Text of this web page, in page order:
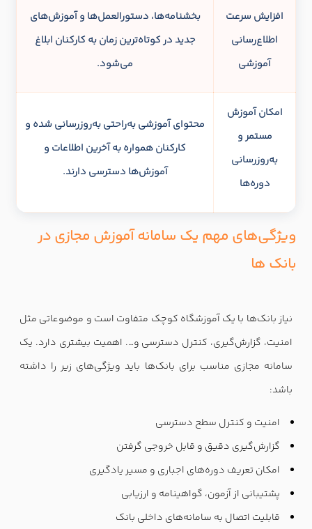
افزایش سرعت
اطلاع‌رسانی
آموزشی
بخشنامه‌ها، دستورالعمل‌ها و آموزش‌های
جدید در کوتاه‌ترین زمان به کارکنان ابلاغ
می‌شود.
امکان آموزش
مستمر و
به‌روزرسانی
دوره‌ها
محتوای آموزشی به‌راحتی به‌روزرسانی شده و
کارکنان همواره به آخرین اطلاعات و
آموزش‌ها دسترسی دارند.
ویژگی‌های مهم یک سامانه آموزش مجازی در
بانک ها
نیاز بانک‌ها با یک آموزشگاه کوچک متفاوت است و موضوعاتی مثل
امنیت، گزارش‌گیری، کنترل دسترسی و…. اهمیت بیشتری دارد. یک
سامانه مجازی مناسب برای بانک‌ها باید ویژگی‌های زیر را داشته
باشد:
امنیت و کنترل سطح دسترسی
گزارش‌گیری دقیق و قابل خروجی گرفتن
امکان تعریف دوره‌های اجباری و مسیر یادگیری
پشتیبانی از آزمون، گواهینامه و ارزیابی
قابلیت اتصال به سامانه‌های داخلی بانک